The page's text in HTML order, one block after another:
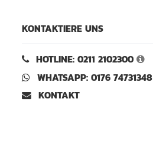
KONTAKTIERE UNS
HOTLINE: 0211 2102300
WHATSAPP: 0176 74731348
KONTAKT